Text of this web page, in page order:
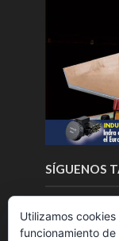
SÍGUENOS
Utilizamos
funcionamiento